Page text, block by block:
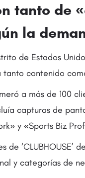
tanto de
la
de Estados
tanto contenido
a más de 100
capturas de
y «Sports Biz
‘CLUBHOUSE’
y categorías de